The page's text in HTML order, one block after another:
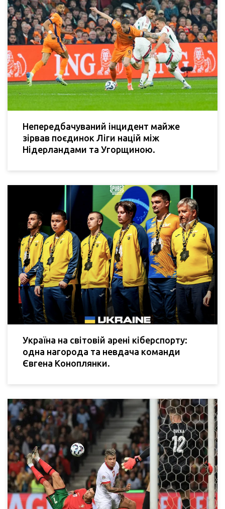
Непередбачуваний інцидент майже
зірвав поєдинок Ліги націй між
Нідерландами та Угорщиною.
Україна на світовій арені кіберспорту:
одна нагорода та невдача команди
Євгена Коноплянки.